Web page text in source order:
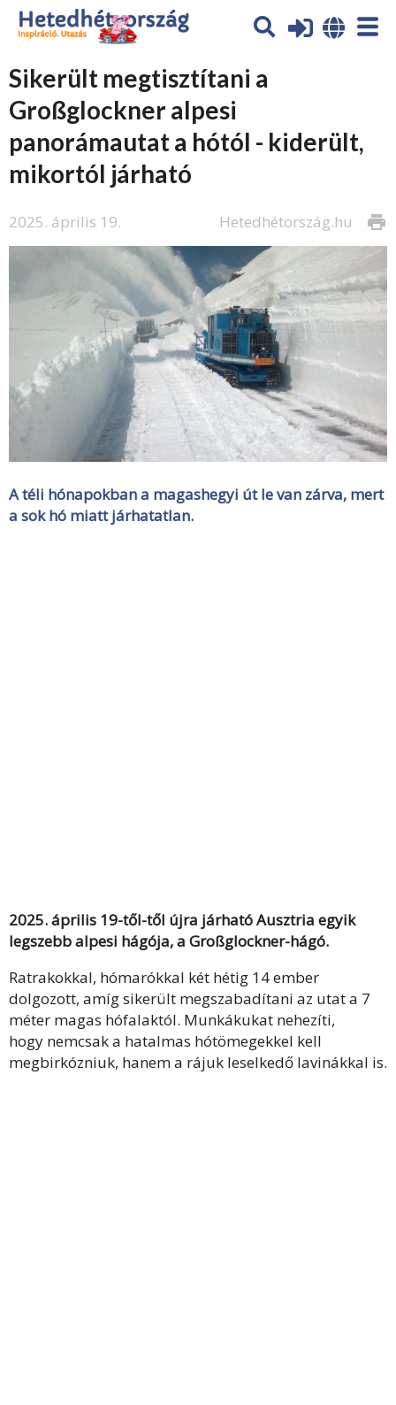
Sikerült megtisztítani a
Großglockner alpesi
panorámautat a hótól - kiderült,
mikortól járható
2025. április 19. print
Hetedhétország.hu
A téli hónapokban a magashegyi út le van zárva, mert
a sok hó miatt járhatatlan.
2025. április 19-től-től újra járható Ausztria egyik
legszebb alpesi hágója, a Großglockner-hágó.
Ratrakokkal, hómarókkal két hétig 14 ember
dolgozott, amíg sikerült megszabadítani az utat a 7
méter magas hófalaktól. Munkákukat nehezíti,
hogy nemcsak a hatalmas hótömegekkel kell
megbirkózniuk, hanem a rájuk leselkedő lavinákkal is.